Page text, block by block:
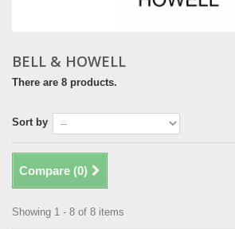
BELL & HOWELL
There are 8 products.
Sort by
Compare (0)
Showing 1 - 8 of 8 items